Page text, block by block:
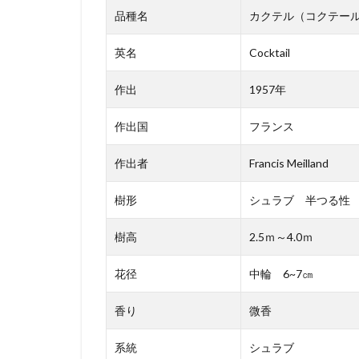
品種名 カクテル（コクテー
英名 Cocktail
作出 1957年
作出国 フランス
作出者 Francis Meilland
樹形 シュラブ 半つる性
樹高 2.5ｍ～4.0ｍ
花径 中輪 6~7㎝
香り 微香
系統 シュラブ